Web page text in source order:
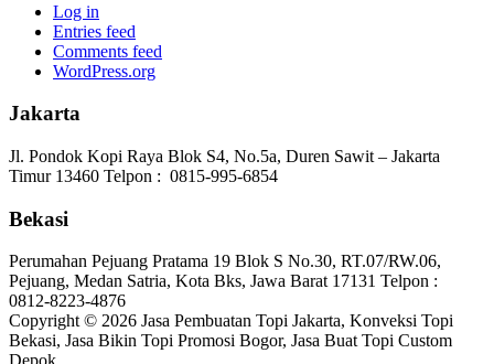
Log in
Entries feed
Comments feed
WordPress.org
Jakarta
Jl. Pondok Kopi Raya Blok S4, No.5a, Duren Sawit – Jakarta
Timur 13460 Telpon : 0815-995-6854
Bekasi
Perumahan Pejuang Pratama 19 Blok S No.30, RT.07/RW.06,
Pejuang, Medan Satria, Kota Bks, Jawa Barat 17131 Telpon :
0812-8223-4876
Copyright © 2026 Jasa Pembuatan Topi Jakarta, Konveksi Topi
Bekasi, Jasa Bikin Topi Promosi Bogor, Jasa Buat Topi Custom